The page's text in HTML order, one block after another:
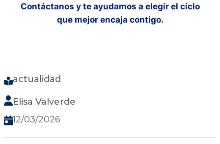
Contáctanos y te ayudamos a elegir el ciclo
que mejor encaja contigo.
actualidad
Elisa Valverde
12/03/2026